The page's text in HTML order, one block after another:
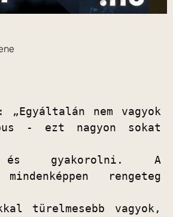
nem vagyok
- ezt nagyon sokat
és gyakorolni. A
rengeteg
türelmesebb vagyok,